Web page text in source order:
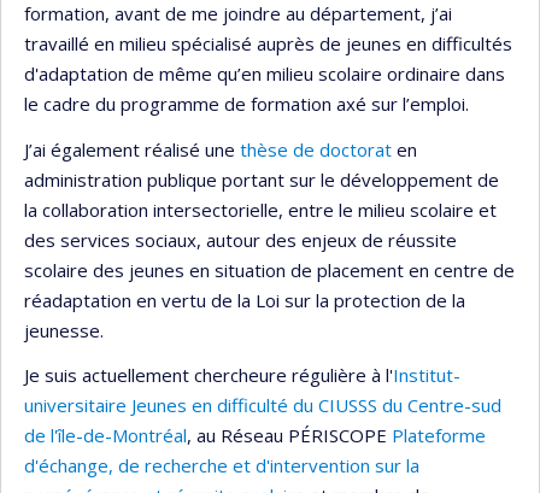
formation, avant de me joindre au département, j’ai
travaillé en milieu spécialisé auprès de jeunes en difficultés
d'adaptation de même qu’en milieu scolaire ordinaire dans
le cadre du programme de formation axé sur l’emploi.
J’ai également réalisé une thèse de doctorat en
administration publique portant sur le développement de
la collaboration intersectorielle, entre le milieu scolaire et
des services sociaux, autour des enjeux de réussite
scolaire des jeunes en situation de placement en centre de
réadaptation en vertu de la Loi sur la protection de la
jeunesse.
Je suis actuellement chercheure régulière à l'Institut-
universitaire Jeunes en difficulté du CIUSSS du Centre-sud
de l'île-de-Montréal, au Réseau PÉRISCOPE Plateforme
d'échange, de recherche et d'intervention sur la